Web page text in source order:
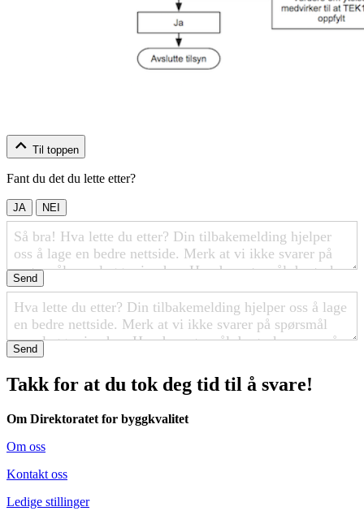
Til toppen
Fant du det du lette etter?
JA NEI
Send
Send
Takk for at du tok deg tid til å svare!
Om Direktoratet for byggkvalitet
Om oss
Kontakt oss
Ledige stillinger